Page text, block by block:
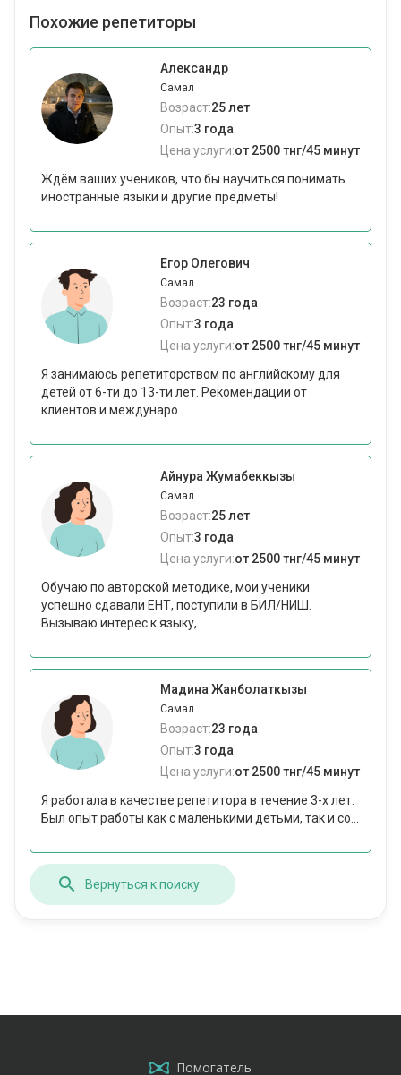
Похожие репетиторы
Александр
Самал
Возраст:25 лет
Опыт:3 года
Цена услуги:от 2500 тнг/45 минут
Ждём ваших учеников, что бы научиться понимать
иностранные языки и другие предметы!
Егор Олегович
Самал
Возраст:23 года
Опыт:3 года
Цена услуги:от 2500 тнг/45 минут
Я занимаюсь репетиторством по английскому для
детей от 6-ти до 13-ти лет. Рекомендации от
клиентов и междунаро...
Айнура Жумабеккызы
Самал
Возраст:25 лет
Опыт:3 года
Цена услуги:от 2500 тнг/45 минут
Обучаю по авторской методике, мои ученики
успешно сдавали ЕНТ, поступили в БИЛ/НИШ.
Вызываю интерес к языку,...
Мадина Жанболаткызы
Самал
Возраст:23 года
Опыт:3 года
Цена услуги:от 2500 тнг/45 минут
Я работала в качестве репетитора в течение 3-х лет.
Был опыт работы как с маленькими детьми, так и со...
Вернуться к поиску
Помогатель